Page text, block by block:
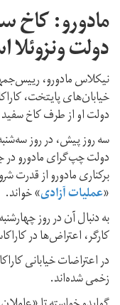
مادورو: کاخ
دولت
نیکلاس مادورو،
خیابان‌های پایتخت،
دولت او از طرف کاخ
دولت چپ‌گرای مادورو در
برکناری مادورو از قدرت
«عملیات آزادی» خواند.
کارگر، اعتراض‌ها در
در اعتراضات خیابانی
زخمی شده‌اند.